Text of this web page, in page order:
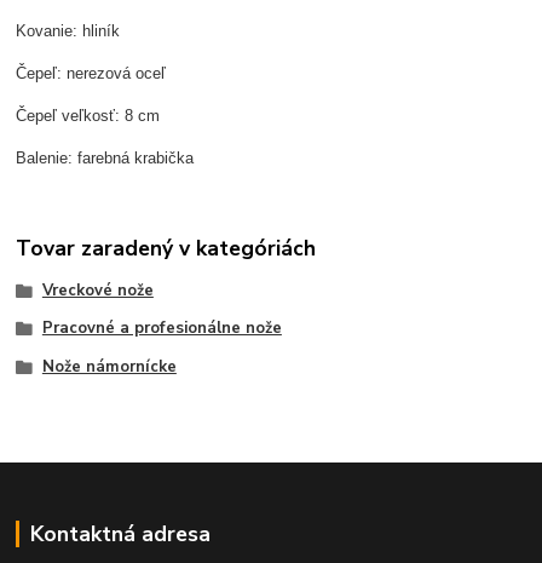
Kovanie: hliník
Čepeľ: nerezová oceľ
Čepeľ veľkosť: 8 cm
Balenie: farebná krabička
Tovar zaradený v kategóriách
Vreckové nože
Pracovné a profesionálne nože
Nože námornícke
Kontaktná adresa